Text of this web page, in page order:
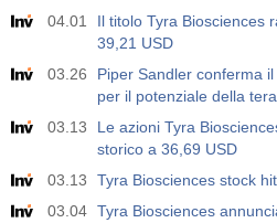
04.01
Il titolo Tyra Biosciences
39,21 USD
03.26
Piper Sandler conferma
per il potenziale della
03.13
Le azioni Tyra
storico a 36,69 USD
03.13
Tyra Biosciences stock
03.04 Tyra Biosciences